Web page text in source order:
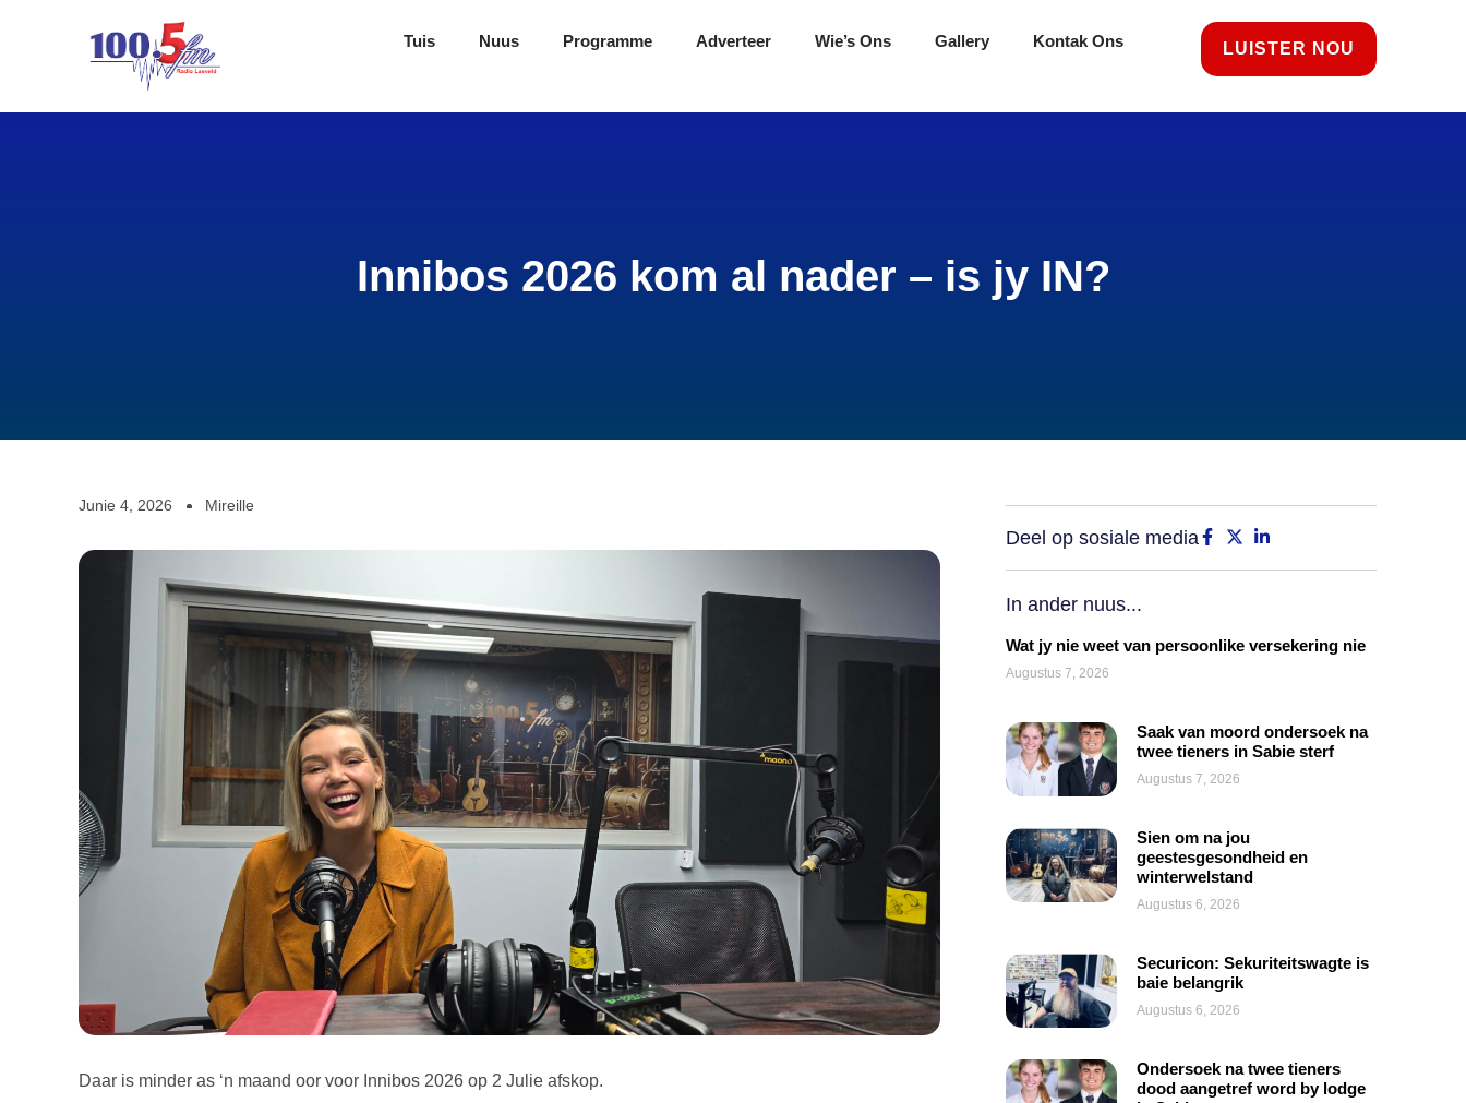
Tuis Nuus Programme Adverteer Wie’s Ons Gallery Kontak Ons LUISTER NOU
Innibos 2026 kom al nader – is jy IN?
Junie 4, 2026 Mireille
Daar is minder as ‘n maand oor voor Innibos 2026 op 2 Julie afskop.
Deel op sosiale media
In ander nuus...
Wat jy nie weet van persoonlike versekering nie
Augustus 7, 2026
Saak van moord ondersoek na
twee tieners in Sabie sterf
Augustus 7, 2026
Sien om na jou
geestesgesondheid en
winterwelstand
Augustus 6, 2026
Securicon: Sekuriteitswagte is
baie belangrik
Augustus 6, 2026
Ondersoek na twee tieners
dood aangetref word by lodge